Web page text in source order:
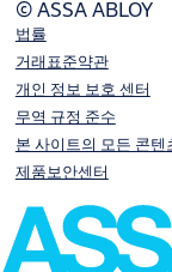
© ASSA ABLOY
법률
거래표준약관
개인 정보 보호 센터
무역 규정 준수
본 사이트의 모든 콘
제품보안센터